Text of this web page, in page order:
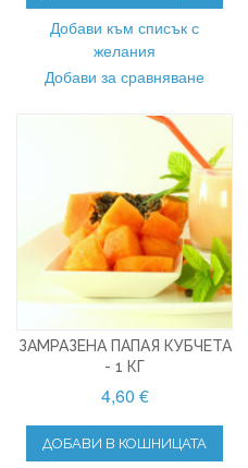
Добави към списък с
желания
Добави за сравняване
ЗАМРАЗЕНА ПАПАЯ КУБЧЕТА
- 1 КГ
4,60 €
ДОБАВИ В КОШНИЦАТА